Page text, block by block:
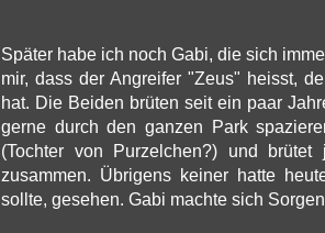
Später habe ich noch Gabi, die sich
mir, dass der Angreifer "Zeus" heisst,
hat. Die Beiden brüten seit ein paar
gerne durch den ganzen Park
(Tochter von Purzelchen?) und
zusammen. Übrigens keiner hatte
sollte, gesehen. Gabi machte sich